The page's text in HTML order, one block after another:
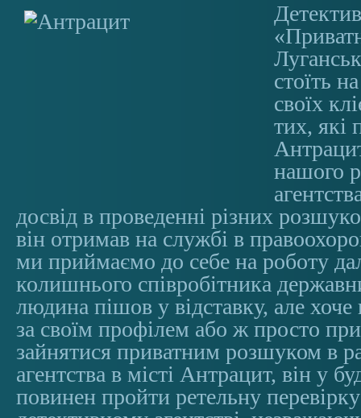
стоїть
своїх
тих, які
нашого
досвід в проведенні різних
він отримав на службі в
ми приймаємо до себе на роботу
колишнього співробітника
людина пішов у відставку, але
за своїм профілем або ж просто
зайнятися приватним розшуком в
агентства в місті Антрацит, він у
повинен пройти ретельну